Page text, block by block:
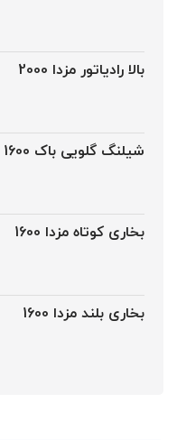
بالا رادیاتور مزدا 2000
شیلنگ گلویی باک 1600
بخاری کوتاه مزدا 1600
بخاری بلند مزدا 1600